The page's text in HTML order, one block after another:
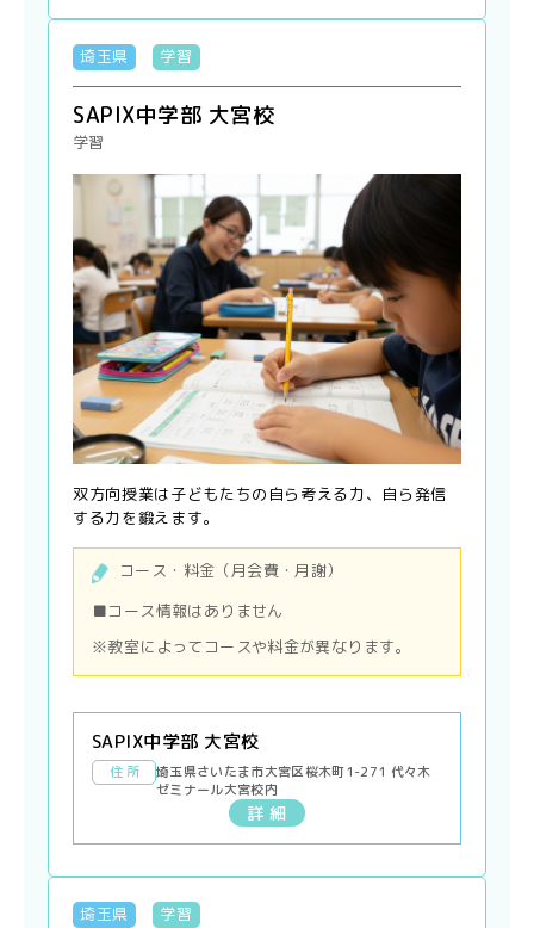
埼玉県 学習
SAPIX中学部 大宮校
学習
双方向授業は子どもたちの自ら考える力、自ら発信
する力を鍛えます。
コース・料金（月会費・月謝）
■コース情報はありません
※教室によってコースや料金が異なります。
SAPIX中学部 大宮校
住 所
埼玉県さいたま市大宮区桜木町1-271 代々木
ゼミナール大宮校内
詳 細
埼玉県 学習